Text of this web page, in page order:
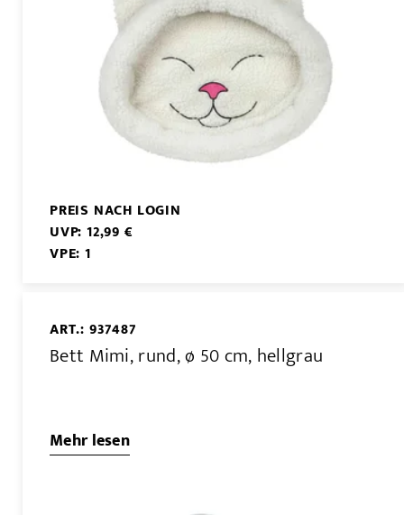
PREIS NACH LOGIN
UVP: 12,99 €
VPE: 1
ART.: 937487
Bett Mimi, rund, ø 50 cm, hellgrau
Mehr lesen